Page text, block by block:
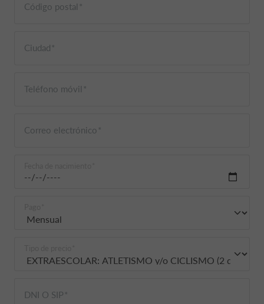
Código postal
Ciudad
Teléfono móvil
Correo electrónico
DNI O SIP